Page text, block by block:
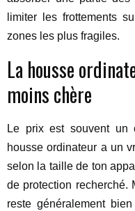
limiter les frottements
zones les plus fragiles.
La housse
moins chère
Le prix est souvent un
housse ordinateur a un
selon la taille de ton
de protection recherché.
reste généralement